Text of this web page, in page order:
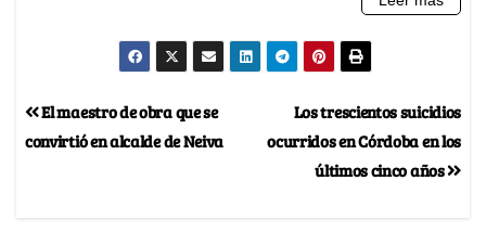
Los trescientos suicidios
ocurridos en Córdoba en los
últimos cinco años
El maestro de obra que se
convirtió en alcalde de Neiva